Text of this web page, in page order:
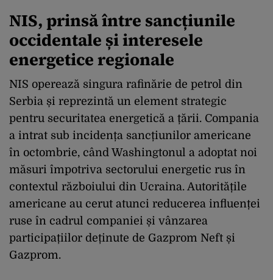
NIS, prinsă între sancțiunile
occidentale și interesele
energetice regionale
NIS operează singura rafinărie de petrol din
Serbia și reprezintă un element strategic
pentru securitatea energetică a țării. Compania
a intrat sub incidența sancțiunilor americane
în octombrie, când Washingtonul a adoptat noi
măsuri împotriva sectorului energetic rus în
contextul războiului din Ucraina. Autoritățile
americane au cerut atunci reducerea influenței
ruse în cadrul companiei și vânzarea
participațiilor deținute de Gazprom Neft și
Gazprom.